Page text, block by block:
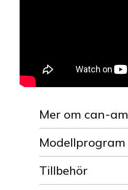
Mer om can-am
Modellprogram
Tillbehör